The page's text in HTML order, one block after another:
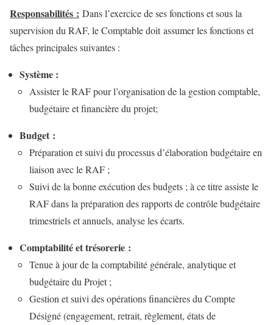
Responsabilités : Dans l’exercice de ses fonctions et sous la
supervision du RAF, le Comptable doit assumer les fonctions et
tâches principales suivantes :
Système :
Assister le RAF pour l’organisation de la gestion comptable,
budgétaire et financière du projet;
Budget :
Préparation et suivi du processus d’élaboration budgétaire en
liaison avec le RAF ;
Suivi de la bonne exécution des budgets ; à ce titre assiste le
RAF dans la préparation des rapports de contrôle budgétaire
trimestriels et annuels, analyse les écarts.
Comptabilité et trésorerie :
Tenue à jour de la comptabilité générale, analytique et
budgétaire du Projet ;
Gestion et suivi des opérations financières du Compte
Désigné (engagement, retrait, règlement, états de